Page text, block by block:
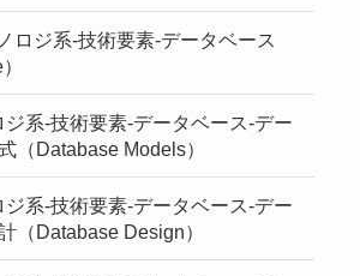
ロジ系-技術要素-データベース
系-技術要素-データベース-デー
（Database Models）
系-技術要素-データベース-デー
（Database Design）